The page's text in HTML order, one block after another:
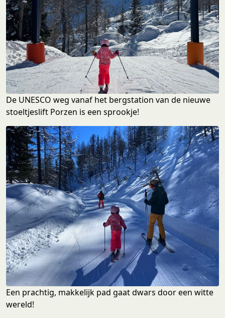
De UNESCO weg vanaf het bergstation van de nieuwe
stoeltjeslift Porzen is een sprookje!
Een prachtig, makkelijk pad gaat dwars door een witte
wereld!